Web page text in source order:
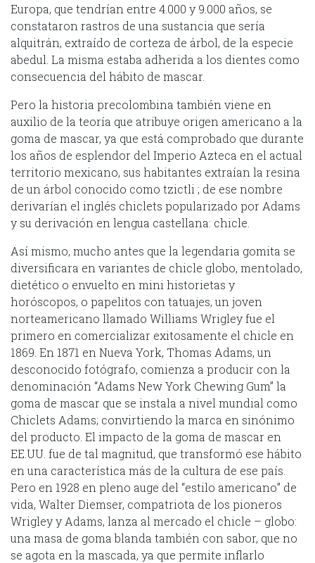
Europa, que tendrían entre 4.000 y 9.000 años, se
constataron rastros de una sustancia que sería
alquitrán, extraído de corteza de árbol, de la especie
abedul. La misma estaba adherida a los dientes como
consecuencia del hábito de mascar.
Pero la historia precolombina también viene en
auxilio de la teoría que atribuye origen americano a la
goma de mascar, ya que está comprobado que durante
los años de esplendor del Imperio Azteca en el actual
territorio mexicano, sus habitantes extraían la resina
de un árbol conocido como tzictli ; de ese nombre
derivarían el inglés chiclets popularizado por Adams
y su derivación en lengua castellana: chicle.
Así mismo, mucho antes que la legendaria gomita se
diversificara en variantes de chicle globo, mentolado,
dietético o envuelto en mini historietas y
horóscopos, o papelitos con tatuajes, un joven
norteamericano llamado Williams Wrigley fue el
primero en comercializar exitosamente el chicle en
1869. En 1871 en Nueva York, Thomas Adams, un
desconocido fotógrafo, comienza a producir con la
denominación “Adams New York Chewing Gum” la
goma de mascar que se instala a nivel mundial como
Chiclets Adams; convirtiendo la marca en sinónimo
del producto. El impacto de la goma de mascar en
EE.UU. fue de tal magnitud, que transformó ese hábito
en una característica más de la cultura de ese país.
Pero en 1928 en pleno auge del “estilo americano” de
vida, Walter Diemser, compatriota de los pioneros
Wrigley y Adams, lanza al mercado el chicle – globo:
una masa de goma blanda también con sabor, que no
se agota en la mascada, ya que permite inflarlo